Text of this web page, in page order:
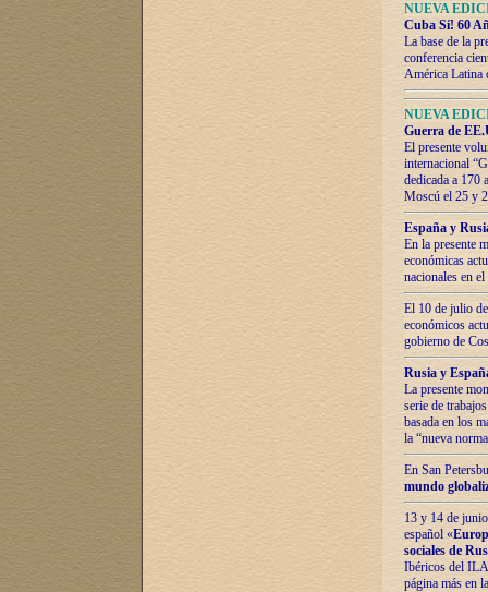
NUEVA
Cuba Sí! 60
La base de la
conferencia
América Latina
NUEVA
Guerra de
El presente
internacional
dedicada a 170
Moscú el 25 y
España y
En la presente
económicas
nacionales en
El 10 de julio
económicos
gobierno de
Rusia y
La presente
serie de
basada en los
la “nueva
En San
mundo
13 y 14 de
español «
sociales de
Ibéricos del ILA
página más en